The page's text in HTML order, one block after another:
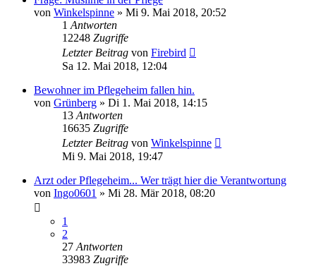
von Winkelspinne » Mi 9. Mai 2018, 20:52
1 Antworten
12248 Zugriffe
Letzter Beitrag von Firebird
Sa 12. Mai 2018, 12:04
Bewohner im Pflegeheim fallen hin.
von Grünberg » Di 1. Mai 2018, 14:15
13 Antworten
16635 Zugriffe
Letzter Beitrag von Winkelspinne
Mi 9. Mai 2018, 19:47
Arzt oder Pflegeheim... Wer trägt hier die Verantwortung
von Ingo0601 » Mi 28. Mär 2018, 08:20
1
2
27 Antworten
33983 Zugriffe